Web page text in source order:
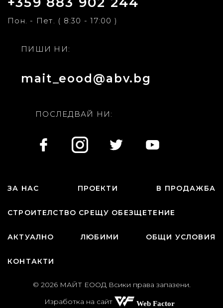
Пон. - Пет. ( 8:30 - 17:00 )
ПИШИ НИ:
mait_eood@abv.bg
ПОСЛЕДВАЙ НИ:
ЗА НАС ПРОЕКТИ В ПРОДАЖБА
СТРОИТЕЛСТВО СРЕЩУ ОБЕЗЩЕТЕНИЕ
АКТУАЛНО ЛЮБИМИ ОБЩИ УСЛОВИЯ
КОНТАКТИ
© 2026 МАЙТ ЕООД Всики права запазени.
Изработка на сайт